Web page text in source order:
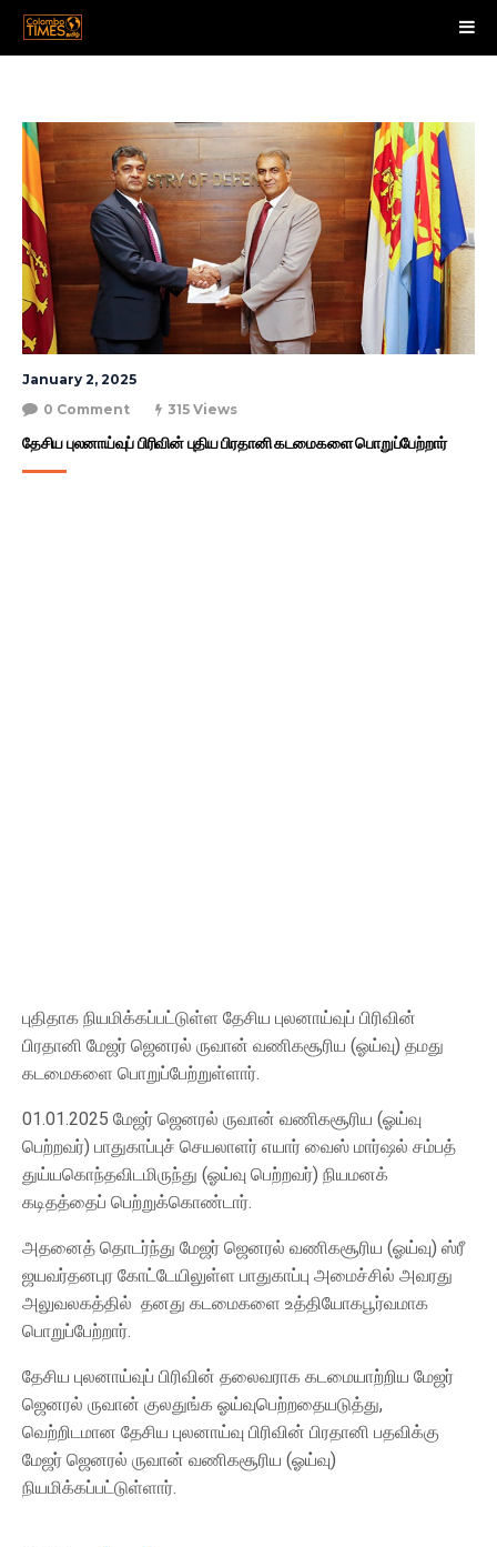
January 2, 2025
0 Comment
315 Views
தேசிய புலனாய்வுப் பிரிவின் புதிய பிரதானி கடமைகளை பொறுப்பேற்றார்
புதிதாக நியமிக்கப்பட்டுள்ள தேசிய புலனாய்வுப் பிரிவின்
பிரதானி மேஜர் ஜெனரல் ருவான் வணிகசூரிய (ஓய்வு) தமது
கடமைகளை பொறுப்பேற்றுள்ளார்.
01.01.2025 மேஜர் ஜெனரல் ருவான் வணிகசூரிய (ஓய்வு
பெற்றவர்) பாதுகாப்புச் செயலாளர் எயார் வைஸ் மார்ஷல் சம்பத்
துய்யகொந்தவிடமிருந்து (ஓய்வு பெற்றவர்) நியமனக்
கடிதத்தைப் பெற்றுக்கொண்டார்.
அதனைத் தொடர்ந்து மேஜர் ஜெனரல் வணிகசூரிய (ஓய்வு) ஸ்ரீ
ஜயவர்தனபுர கோட்டேயிலுள்ள பாதுகாப்பு அமைச்சில் அவரது
அலுவலகத்தில் தனது கடமைகளை உத்தியோகபூர்வமாக
பொறுப்பேற்றார்.
தேசிய புலனாய்வுப் பிரிவின் தலைவராக கடமையாற்றிய மேஜர்
ஜெனரல் ருவான் குலதுங்க ஓய்வுபெற்றதையடுத்து,
வெற்றிடமான தேசிய புலனாய்வு பிரிவின் பிரதானி பதவிக்கு
மேஜர் ஜெனரல் ருவான் வணிகசூரிய (ஓய்வு)
நியமிக்கப்பட்டுள்ளார்.